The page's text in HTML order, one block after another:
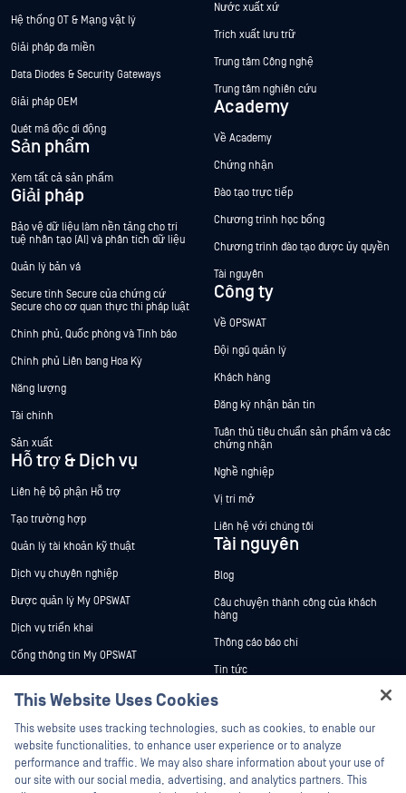
Hệ thống OT & Mạng vật lý
Giải pháp đa miền
Data Diodes & Security Gateways
Giải pháp OEM
Quét mã độc di động
Sản phẩm
Xem tất cả sản phẩm
Giải pháp
Bảo vệ dữ liệu làm nền tảng cho trí
tuệ nhân tạo (AI) và phân tích dữ liệu
Quản lý bản vá
Secure tính Secure của chứng cứ
Secure cho cơ quan thực thi pháp luật
Chính phủ, Quốc phòng và Tình báo
Chính phủ Liên bang Hoa Kỳ
Năng lượng
Tài chính
Sản xuất
Hỗ trợ & Dịch vụ
Liên hệ bộ phận Hỗ trợ
Tạo trường hợp
Quản lý tài khoản kỹ thuật
Dịch vụ chuyên nghiệp
Được quản lý My OPSWAT
Dịch vụ triển khai
Cổng thông tin My OPSWAT
Đào tạo
Chương trình Xử lý Lỗ hổng Bảo mật
Đối tác
Chứng nhận
Nước xuất xứ
Trích xuất lưu trữ
Trung tâm Công nghệ
Trung tâm nghiên cứu
Academy
Về Academy
Chứng nhận
Đào tạo trực tiếp
Chương trình học bổng
Chương trình đào tạo được ủy quyền
Tài nguyên
Công ty
Về OPSWAT
Đội ngũ quản lý
Khách hàng
Đăng ký nhận bản tin
Tuân thủ tiêu chuẩn sản phẩm và các
chứng nhận
Nghề nghiệp
Vị trí mở
Liên hệ với chúng tôi
Tài nguyên
Blog
Câu chuyện thành công của khách
hàng
Thông cáo báo chí
Tin tức
Sự kiện
Hội thảo trên trực tuyến
Datasheets
White Papers
This Website Uses Cookies
This website uses tracking technologies, such as cookies, to enable our
website functionalities, to enhance user experience or to analyze
performance and traffic. We may also share information about your use of
our site with our social media, advertising, and analytics partners. This
Hey there!
I'm Ozzy, your OPSWAT virtual assistant.
How can I help you secure what's critical
today?